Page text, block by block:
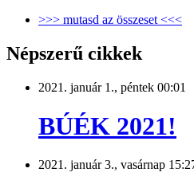
>>> mutasd az összeset <<<
Népszerű cikkek
2021. január 1., péntek 00:01
BÚÉK 2021!
2021. január 3., vasárnap